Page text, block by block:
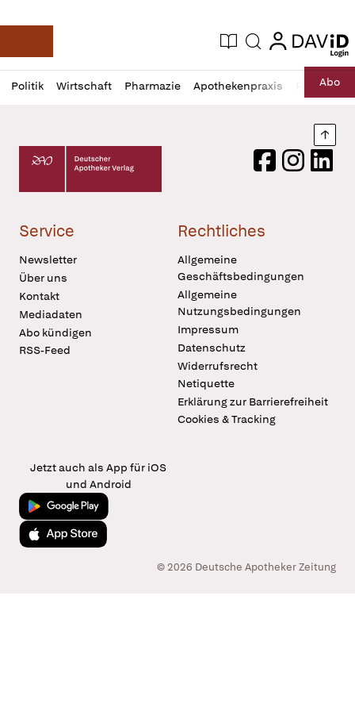
Deutsche Apotheker Zeitung
Aktuelle Ausgabe
Suche login
login
Politik Wirtschaft Pharmazie Apothekenpraxis RechtAbo
Profil
öffnen
Daz
Pur
Deutscher Apotheker Verlag Logo
FacebookInstagram
Service
Newsletter
Über uns
Kontakt
Mediadaten
Abo kündigen
RSS-Feed
Rechtliches
Allgemeine
Geschäftsbedingungen
Allgemeine
Nutzungsbedingungen
Impressum
Datenschutz
Widerrufsrecht
Netiquette
Erklärung zur Barrierefreiheit
Cookies & Tracking
Jetzt auch als App für iOS
und Android
Jetzt bei Google Play
Laden im App Store
© 2026 Deutsche Apotheker Zeitung